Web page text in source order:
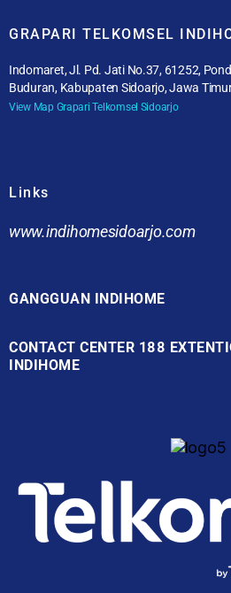
GRAPARI TELKOMSEL
Indomaret, Jl. Pd. Jati No.37, 61252,
Buduran, Kabupaten Sidoarjo, Jawa
View Map Grapari Telkomsel Sidoarjo
Links
www.indihomesidoarjo.com
GANGGUAN INDIHOME
CONTACT CENTER 188
INDIHOME